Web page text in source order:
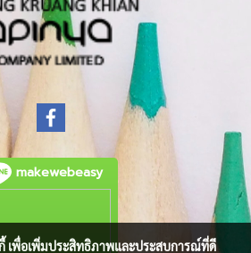
makewebeasy
เพื่อเพิ่มประสิทธิภาพและประสบการณ์ที่ดี